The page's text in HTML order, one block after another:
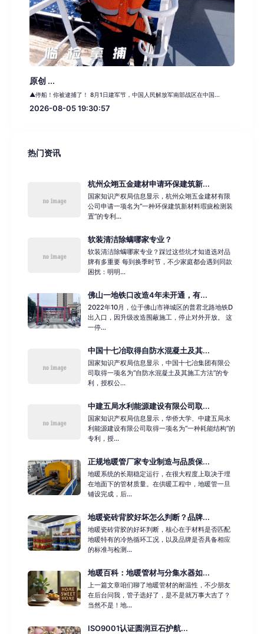
原创 ...
▲停船！你被逮捕了！ 8月1日建军节，中国人民解放军南部战区在中国...
2026-08-05 19:30:57
热门资讯
杭州众翊五金建材申请环保建筑新...
国家知识产权局信息显示，杭州众翊五金建材有限
公司申请一项名为“一种环保建筑新材料瑕疵检测装
置”的专利...
软装清洁除螨哪家专业？
软装清洁除螨哪家专业？踩过这些坑才知道选对品
牌有多重要 每到换季时节，不少家庭都会遇到同款
困扰：明明...
佛山一地铁口改造4年未开通，有...
2022年10月，位于佛山市禅城区的普君北路地铁D
出入口，因升级改造围蔽施工，停止对外开放。 这
一停...
中国十七冶取得自防水混凝土及其...
国家知识产权局信息显示，中国十七冶集团有限公
司取得一项名为“自防水混凝土及其施工方法”的专
利，授权公...
中建五局水利能源建设有限公司取...
国家知识产权局信息显示，华侨大学、中建五局水
利能源建设有限公司取得一项名为“一种耗能结构”的
专利，授...
正规地暖管厂家专业制造与品质保...
地暖系统的长期稳定运行，在很大程度上取决于埋
在地面下的管材质量。在供暖工程中，地暖管一旦
铺设完成，后...
地暖瓷砖背胶好坏怎么判断？品牌...
地暖瓷砖背胶的好坏判断，核心在于材料是否匹配
地暖特有的冷热循环工况，以及品牌是否具备相应
的标准与检测...
地暖百科：地暖管材与分集水器如...
上一篇文章咱们聊了地暖管材的耐温性，不少朋友
在后台问我，管子选好了，是不是就万事大吉了？
当然不是！地...
ISO9001认证圆润豆石护航...